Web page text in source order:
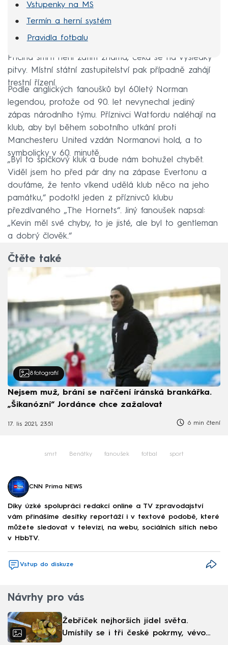
Vstupenky na MS
Termín a herní systém
Pravidla fotbalu
Příčina smrti není zatím známá, čeká se na výsledky
pitvy. Místní státní zastupitelství pak případně zahájí
trestní řízení.
Podle anglických fanoušků byl 60letý Norman
legendou, protože od 90. let nevynechal jediný
zápas národního týmu. Příznivci Watfordu naléhají na
klub, aby byl během sobotního utkání proti
Manchesteru United vzdán Normanovi hold, a to
symbolicky v 60. minutě.
„Byl to špičkový kluk a bude nám bohužel chybět.
Viděl jsem ho před pár dny na zápase Evertonu a
doufáme, že tento víkend udělá klub něco na jeho
památku,“ podotkl jeden z příznivců klubu
přezdívaného „The Hornets“. Jiný fanoušek napsal:
„Kevin měl své chyby, to je jisté, ale byl to gentleman
a dobrý člověk.“
Čtěte také
8 fotografií
Nejsem muž, brání se nařčení íránská brankářka.
„Šikanózní“ Jordánce chce zažalovat
17. lis 2021, 23:51 6 min čtení
smrt Benátky fanoušek fotbal sport
CNN Prima NEWS
Díky úzké spolupráci redakcí online a TV zpravodajství
vám přinášíme desítky reportáží i v textové podobě, které
můžete sledovat v televizi, na webu, sociálních sítích nebo
v HbbTV.
Vstup do diskuze
Návrhy pro vás
Žebříček nejhorších jídel světa.
Umístily se i tři české pokrmy, vévodí